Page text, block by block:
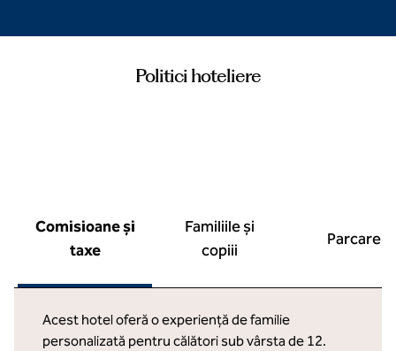
Politici hoteliere
Comisioane și
taxe
Familiile și
copiii
Parcare
Acest hotel oferă o experiență de familie
personalizată pentru călători sub vârsta de 12.